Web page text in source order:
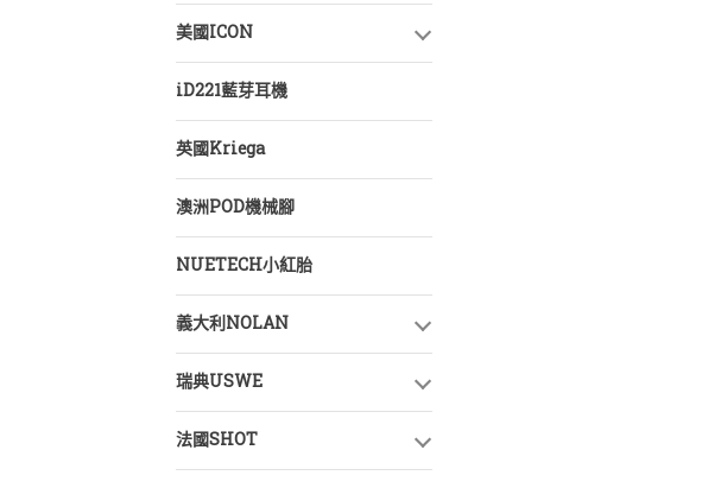
美國ICON
iD221藍芽耳機
英國Kriega
澳洲POD機械腳
NUETECH小紅胎
義大利NOLAN
瑞典USWE
法國SHOT